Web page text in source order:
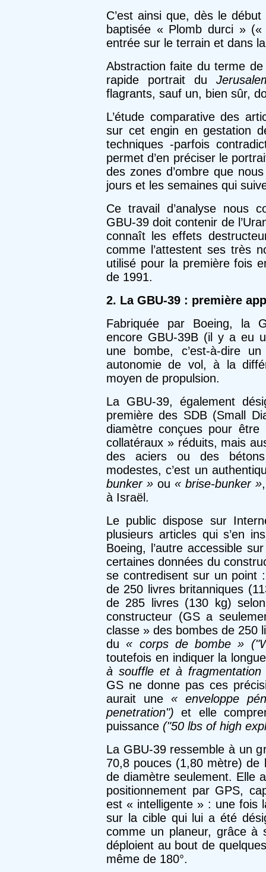
C’est ainsi que, dès le
baptisée « Plomb durci »
entrée sur le terrain et dans
Abstraction faite du terme
rapide portrait du
flagrants, sauf un, bien sûr,
L’étude comparative des
sur cet engin en gestation
techniques -parfois
permet d’en préciser le
des zones d’ombre que
jours et les semaines qui
Ce travail d’analyse nous
GBU-39 doit contenir de
connaît les effets
comme l’attestent ses très
utilisé pour la première fois
de 1991.
2. La GBU-39 : première
Fabriquée par Boeing, la
encore GBU-39B (il y a eu
une bombe, c’est-à-dire
autonomie de vol, à la
moyen de propulsion.
La GBU-39, également
première des SDB (Small
diamètre conçues pour
collatéraux » réduits, mais
des aciers ou des
modestes, c’est un
bunker »ou « brise-bunker »
à Israël.
Le public dispose sur
plusieurs articles qui s’en
Boeing, l’autre accessible
certaines données du
se contredisent sur un point
de 250 livres britanniques
de 285 livres (130 kg)
constructeur (GS a
classe » des bombes de 250
du« corps de bombe »
toutefois en indiquer la
à souffle et à fragmentation
GS ne donne pas ces
aurait une« enveloppe
penetration") et elle
puissance ("50 lbs of high
La GBU-39 ressemble à un
70,8 pouces (1,80 mètre) de
de diamètre seulement. Elle
positionnement par GPS,
est « intelligente » : une fois
sur la cible qui lui a été
comme un planeur, grâce à
déploient au bout de
même de 180°.